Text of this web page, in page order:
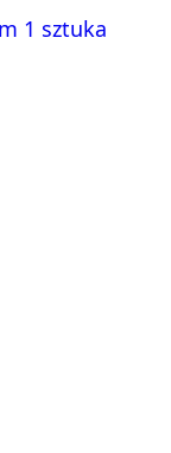
1 sztuka